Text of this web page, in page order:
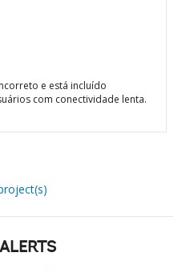
e está incluído
com conectividade lenta.